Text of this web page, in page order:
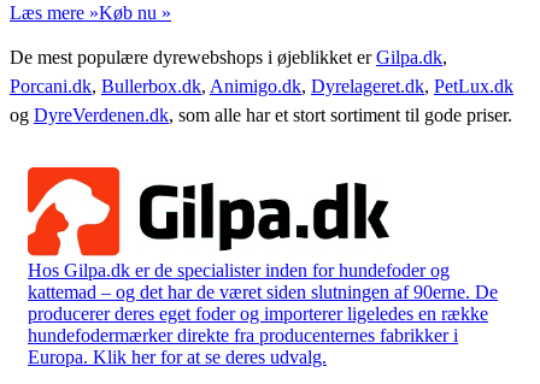
Læs mere »Køb nu »
De mest populære dyrewebshops i øjeblikket erGilpa.dk,
Porcani.dk, Bullerbox.dk, Animigo.dk, Dyrelageret.dk, PetLux.dk
og DyreVerdenen.dk, som alle har et stort sortiment til gode priser.
Hos Gilpa.dk er de specialister inden for hundefoder og
kattemad – og det har de været siden slutningen af 90erne. De
producerer deres eget foder og importerer ligeledes en række
hundefodermærker direkte fra producenternes fabrikker i
Europa. Klik her for at se deres udvalg.